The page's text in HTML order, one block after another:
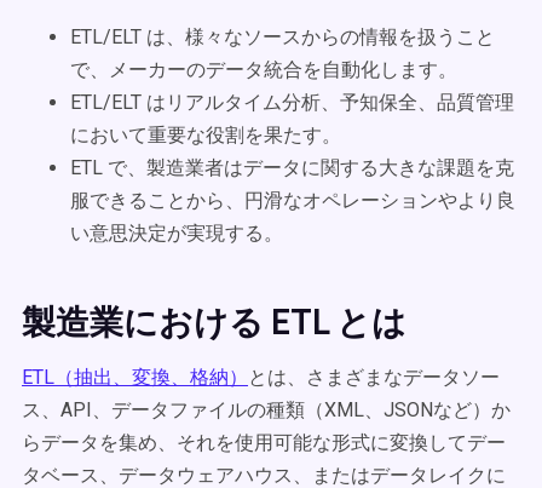
ETL/ELT は、様々なソースからの情報を扱うこと
で、メーカーのデータ統合を自動化します。
ETL/ELT はリアルタイム分析、予知保全、品質管理
において重要な役割を果たす。
ETL で、製造業者はデータに関する大きな課題を克
服できることから、円滑なオペレーションやより良
い意思決定が実現する。
製造業における ETL とは
ETL（抽出、変換、格納）
とは、さまざまなデータソー
ス、API、データファイルの種類（XML、JSONなど）か
らデータを集め、それを使用可能な形式に変換してデー
タベース、データウェアハウス、またはデータレイクに